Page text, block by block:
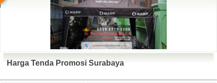
Harga Tenda Promosi Surabaya